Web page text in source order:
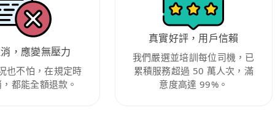
，應變無壓力
也不怕，在規定時
都能全額退款。
真實好評，用戶信賴
我們嚴選並培訓每位司機，已
累積服務超過 50 萬人次，滿
意度高達 99%。